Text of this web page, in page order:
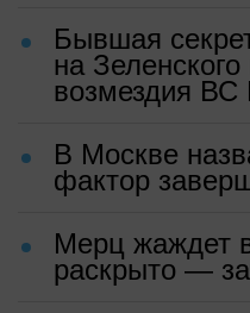
Бывшая
на
возмездия
В Москве
фактор
Мерц жаждет
раскрыто —